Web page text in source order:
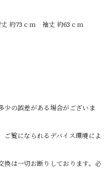
約73ｃｍ 袖丈 約63ｃｍ
の誤差がある場合がございま
覧になられるデバイス環境によ
は一切お断りしております。必